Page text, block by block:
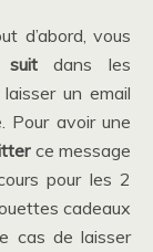
d’abord, vous
suitdans les
un email
Pour avoir une
ce message
pour les 2
cadeaux
cas de laisser